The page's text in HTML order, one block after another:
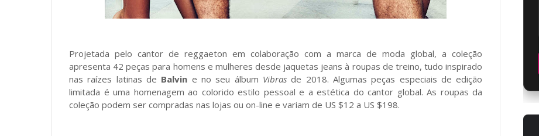
Projetada pelo cantor de reggaeton em colaboração com a marca de moda global, a coleção
apresenta 42 peças para homens e mulheres desde jaquetas jeans à roupas de treino, tudo inspirado
nas raízes latinas de Balvin e no seu álbum Vibrasde 2018. Algumas peças especiais de edição
limitada é uma homenagem ao colorido estilo pessoal e a estética do cantor global. As roupas da
coleção podem ser compradas nas lojas ou on-line e variam de US $12 a US $198.